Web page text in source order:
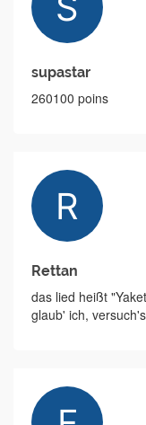
supastar
260100 poins
Rettan
das lied heißt
glaub' ich,